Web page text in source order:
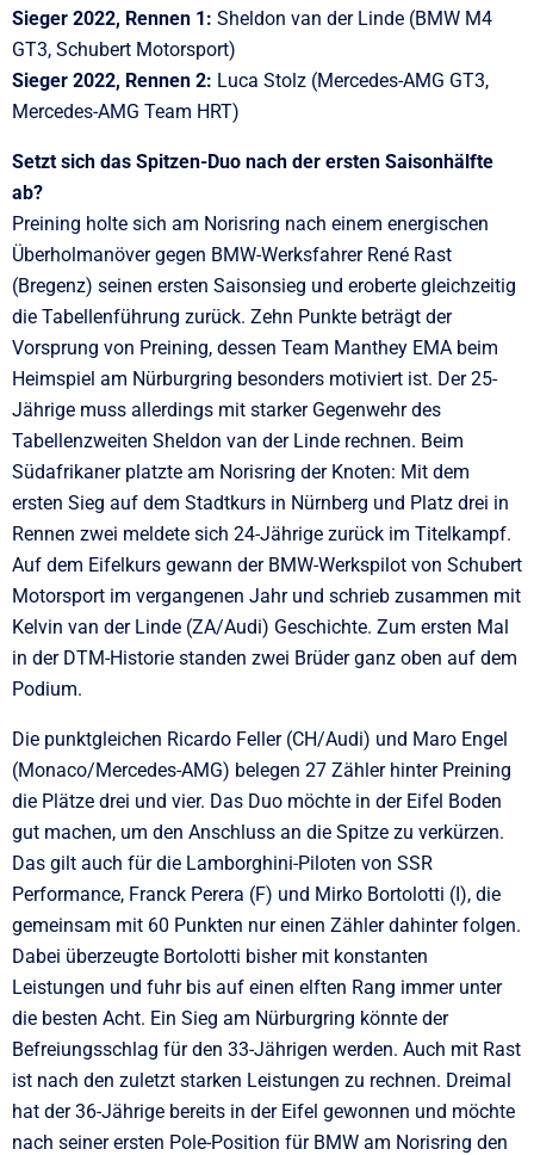
Sieger 2022, Rennen 1: Sheldon van der Linde (BMW M4
GT3, Schubert Motorsport)
Sieger 2022, Rennen 2: Luca Stolz (Mercedes-AMG GT3,
Mercedes-AMG Team HRT)
Setzt sich das Spitzen-Duo nach der ersten Saisonhälfte
ab?
Preining holte sich am Norisring nach einem energischen
Überholmanöver gegen BMW-Werksfahrer René Rast
(Bregenz) seinen ersten Saisonsieg und eroberte gleichzeitig
die Tabellenführung zurück. Zehn Punkte beträgt der
Vorsprung von Preining, dessen Team Manthey EMA beim
Heimspiel am Nürburgring besonders motiviert ist. Der 25-
Jährige muss allerdings mit starker Gegenwehr des
Tabellenzweiten Sheldon van der Linde rechnen. Beim
Südafrikaner platzte am Norisring der Knoten: Mit dem
ersten Sieg auf dem Stadtkurs in Nürnberg und Platz drei in
Rennen zwei meldete sich 24-Jährige zurück im Titelkampf.
Auf dem Eifelkurs gewann der BMW-Werkspilot von Schubert
Motorsport im vergangenen Jahr und schrieb zusammen mit
Kelvin van der Linde (ZA/Audi) Geschichte. Zum ersten Mal
in der DTM-Historie standen zwei Brüder ganz oben auf dem
Podium.
Die punktgleichen Ricardo Feller (CH/Audi) und Maro Engel
(Monaco/Mercedes-AMG) belegen 27 Zähler hinter Preining
die Plätze drei und vier. Das Duo möchte in der Eifel Boden
gut machen, um den Anschluss an die Spitze zu verkürzen.
Das gilt auch für die Lamborghini-Piloten von SSR
Performance, Franck Perera (F) und Mirko Bortolotti (I), die
gemeinsam mit 60 Punkten nur einen Zähler dahinter folgen.
Dabei überzeugte Bortolotti bisher mit konstanten
Leistungen und fuhr bis auf einen elften Rang immer unter
die besten Acht. Ein Sieg am Nürburgring könnte der
Befreiungsschlag für den 33-Jährigen werden. Auch mit Rast
ist nach den zuletzt starken Leistungen zu rechnen. Dreimal
hat der 36-Jährige bereits in der Eifel gewonnen und möchte
nach seiner ersten Pole-Position für BMW am Norisring den